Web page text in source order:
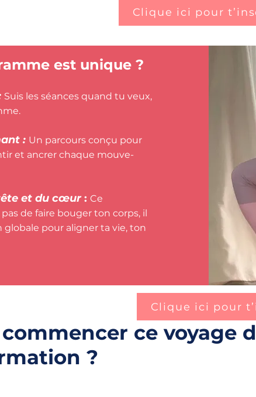
Clique ici pour
est unique ?
Suis les séances quand tu veux,
: Un parcours conçu pour
et ancrer chaque mouve-
et du cœur: Ce
de faire bouger ton corps, il
pour aligner ta vie, ton
Clique ici pour
ce voyage
?